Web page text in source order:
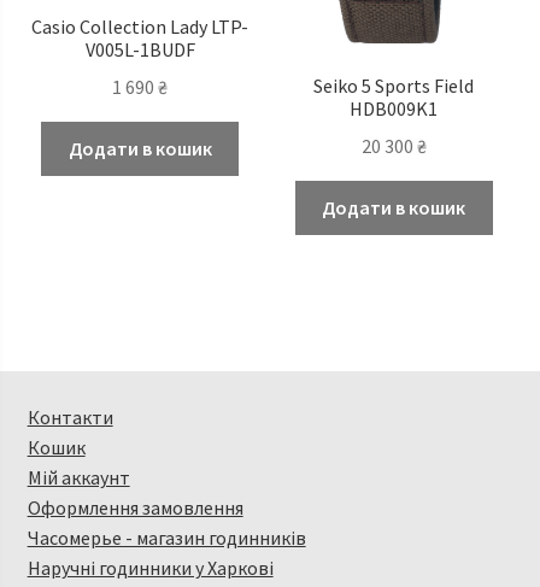
Casio Сollection Lady LTP-
V005L-1BUDF
1 690₴
Додати в кошик
Seiko 5 Sports Field
HDB009K1
20 300 ₴
Додати в кошик
Контакти
Кошик
Мій аккаунт
Оформлення замовлення
Часомерье - магазин годинників
Наручні годинники у Харкові